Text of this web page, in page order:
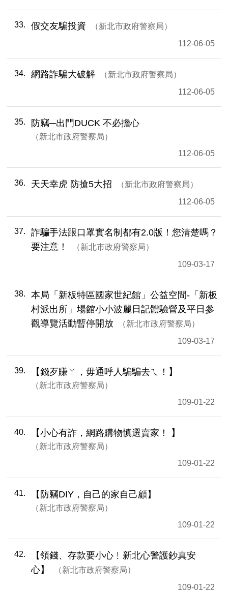
33 假交友騙投資
新北市政府警察局
112-06-05
34 網路詐騙大破解
新北市政府警察局
112-06-05
35 防竊─出門DUCK 不必擔心
新北市政府警察局
112-06-05
36 天天幸虎 防搶5大招
新北市政府警察局
112-06-05
37
詐騙手法跟口罩實名制都有2.0版！您清楚嗎？
要注意！
新北市政府警察局
109-03-17
38
本局「新板特區國家世紀館」公益空間-「新板
村派出所」場館小小波麗日記體驗營及平日參
觀導覽活動暫停開放
新北市政府警察局
109-03-17
39 【錢歹賺ㄚ，毋通呼人騙騙去ㄟ！】
新北市政府警察局
109-01-22
40 【小心有詐，網路購物慎選賣家！ 】
新北市政府警察局
109-01-22
41 【防竊DIY，自己的家自己顧】
新北市政府警察局
109-01-22
42
【領錢、存款要小心﹗新北心警護鈔真安
心】
新北市政府警察局
109-01-22